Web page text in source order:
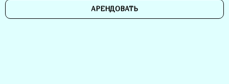
АРЕНДОВАТЬ